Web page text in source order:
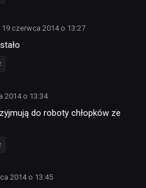
19 czerwca 2014 o 13:27
2014 o 13:34
do roboty chłopków ze
2014 o 13:45